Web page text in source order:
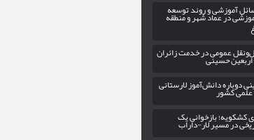
آموزشی و روند توسعه
در عماد شهر و منطقه
عمومی در خدمت زائران
اربعین حسینی
دوباره دانش‌آموز لارستانی
علمی کشور
کشکویه؛ بازخوانی یک
در مسیر لار-داراب